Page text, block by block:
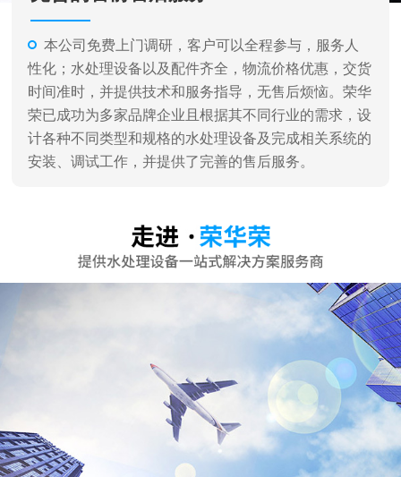
深圳市荣华荣水处理设备有限公司
深圳市荣华荣水处理设备有限公司是一家专业销售、服
务及水处理工程设计、施工于一体的专业水处理设备公